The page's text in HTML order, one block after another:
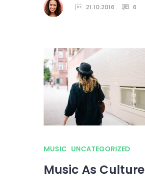
21.10.2016 6
MUSIC UNCATEGORIZED
Music As Culture